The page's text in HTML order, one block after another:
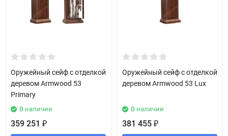
Оружейный сейф с отделкой
деревом Armwood 53
Primary
В наличии
359 251 ₽
Оружейный сейф с отделкой
деревом Armwood 53 Lux
В наличии
381 455 ₽